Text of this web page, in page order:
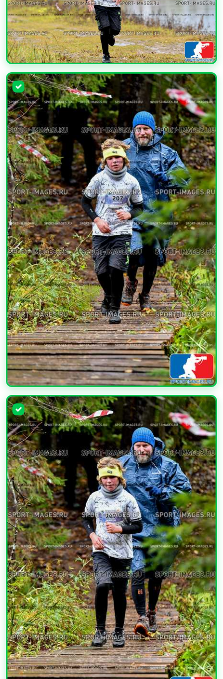
УВЕЛИЧИТЬ
УВЕЛИЧИТЬ